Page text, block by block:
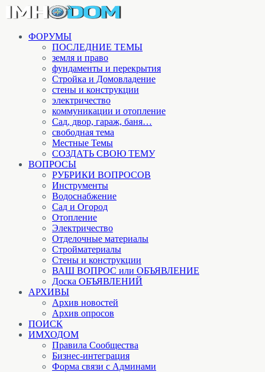
ФОРУМЫ
ПОСЛЕДНИЕ ТЕМЫ
земля и право
фундаменты и перекрытия
Стройка и Домовладение
стены и конструкции
электричество
коммуникации и отопление
Cад, двор, гараж, баня…
свободная тема
Местные Темы
СОЗДАТЬ СВОЮ ТЕМУ
ВОПРОСЫ
РУБРИКИ ВОПРОСОВ
Инструменты
Водоснабжение
Сад и Огород
Отопление
Электричество
Отделочные материалы
Стройматериалы
Стены и конструкции
ВАШ ВОПРОС или ОБЪЯВЛЕНИЕ
Доска ОБЪЯВЛЕНИЙ
АРХИВЫ
Архив новостей
Архив опросов
ПОИСК
ИМХОДОМ
Правила Сообщества
Бизнес-интеграция
Форма связи с Админами